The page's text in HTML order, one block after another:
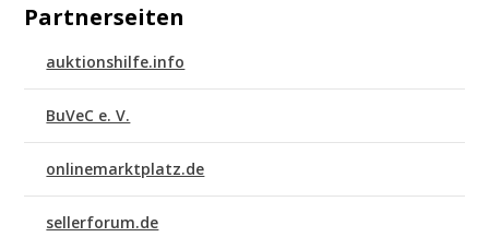
Partnerseiten
auktionshilfe.info
BuVeC e. V.
onlinemarktplatz.de
sellerforum.de